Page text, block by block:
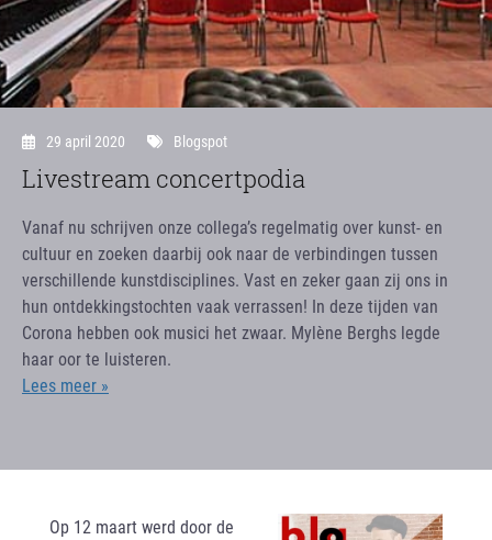
29 april 2020 Blogspot
Livestream concertpodia
Vanaf nu schrijven onze collega’s regelmatig over kunst- en
cultuur en zoeken daarbij ook naar de verbindingen tussen
verschillende kunstdisciplines. Vast en zeker gaan zij ons in
hun ontdekkingstochten vaak verrassen! In deze tijden van
Corona hebben ook musici het zwaar. Mylène Berghs legde
haar oor te luisteren.
Lees meer »
Op 12 maart werd door de